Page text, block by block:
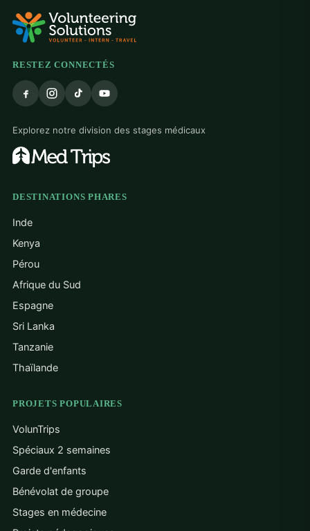
RESTEZ CONNECTÉS
Explorez notre division des stages médicaux
DESTINATIONS PHARES
Inde
Kenya
Pérou
Afrique du Sud
Espagne
Sri Lanka
Tanzanie
Thaïlande
PROJETS POPULAIRES
VolunTrips
Spéciaux 2 semaines
Garde d'enfants
Bénévolat de groupe
Stages en médecine